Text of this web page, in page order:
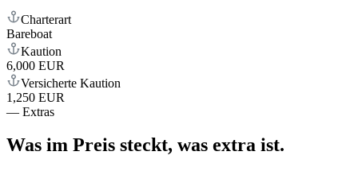
Charterart
Bareboat
Kaution
6,000 EUR
Versicherte Kaution
1,250 EUR
— Extras
Was im Preis steckt, was extra ist.